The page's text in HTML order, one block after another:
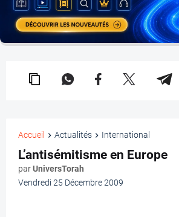
Accueil Actualités International
L’antisémitisme en Europe
parUniversTorah
Vendredi 25 Décembre 2009